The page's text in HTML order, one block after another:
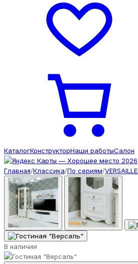
КаталогКонструкторНаши работыСалон
Главная/Классика/По сериям/
В наличии